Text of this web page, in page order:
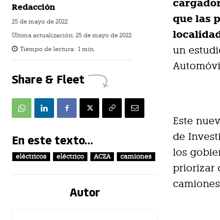
Redacción
25 de mayo de 2022
Última actualización: 25 de mayo de 2022
Tiempo de lectura: 1 min.
Share & Fleet
En este texto...
eléctricos eléctrico ACEA camiones
Autor
que las
un
Este
de
los
priorizar